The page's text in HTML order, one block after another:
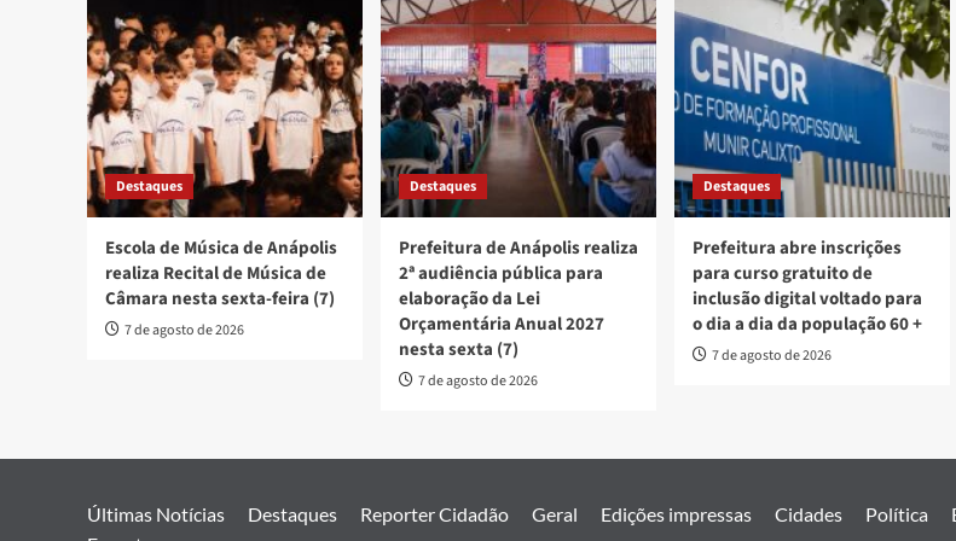
Destaques
Escola de Música de Anápolis
realiza Recital de Música de
Câmara nesta sexta-feira (7)
7 de agosto de 2026
Destaques
Prefeitura de Anápolis realiza
2ª audiência pública para
elaboração da Lei
Orçamentária Anual 2027
nesta sexta (7)
7 de agosto de 2026
Destaques
Prefeitura abre inscrições
para curso gratuito de
inclusão digital voltado para
o dia a dia da população 60 +
7 de agosto de 2026
Últimas Notícias Destaques Reporter Cidadão Geral Edições impressas Cidades Política